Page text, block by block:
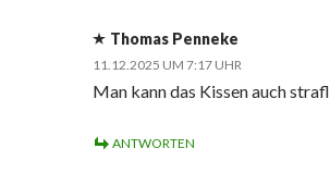
Thomas Penneke
11.12.2025 UM 7:17 UHR
Man kann das Kissen auch
ANTWORTEN